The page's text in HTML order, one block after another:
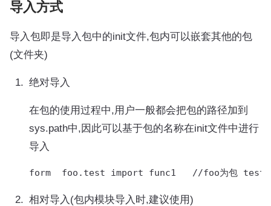
导入方式
导入包即是导入包中的init文件,包内可以嵌套其他的包
(文件夹)
绝对导入
在包的使用过程中,用户一般都会把包的路径加到
sys.path中,因此可以基于包的名称在init文件中进行
导入
form  foo.test import func1   //foo为包 test为
相对导入(包内模块导入时,建议使用)